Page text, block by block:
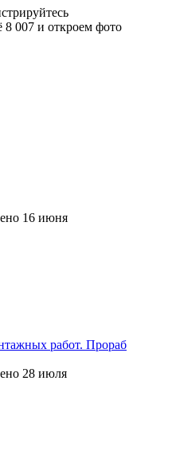
007 и откроем фото
16 июня
работ. Прораб
28 июля